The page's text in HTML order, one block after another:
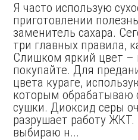
Я часто использую
приготовлении
заменитель сахара.
три главных правила,
Слишком яркий цвет –
покупайте. Для
цвета кураге,
которым обрабатываю
сушки. Диоксид серы
разрушает работу
выбираю н...